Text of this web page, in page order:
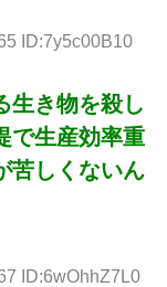
ID:7y5c00B10
生き物を殺し
で生産効率重
苦しくないん
ID:6wOhhZ7L0